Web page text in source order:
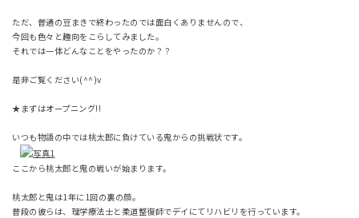
ただ、普通の豆まきで終わったのでは面白くありませんので、
今回も色々と趣向をこらしてみました。
それでは一体どんなことをやったのか？？
是非ご覧ください(^^)v
★まずはオープニング!!
いつも物語の中では桃太郎に負けている鬼からの挑戦状です。
ここから桃太郎と鬼の戦いが始まります。
桃太郎と鬼は1年に1回の裏の顔。
普段の彼らは、理学療法士と柔道整復師でデイにてリハビリを行っています。